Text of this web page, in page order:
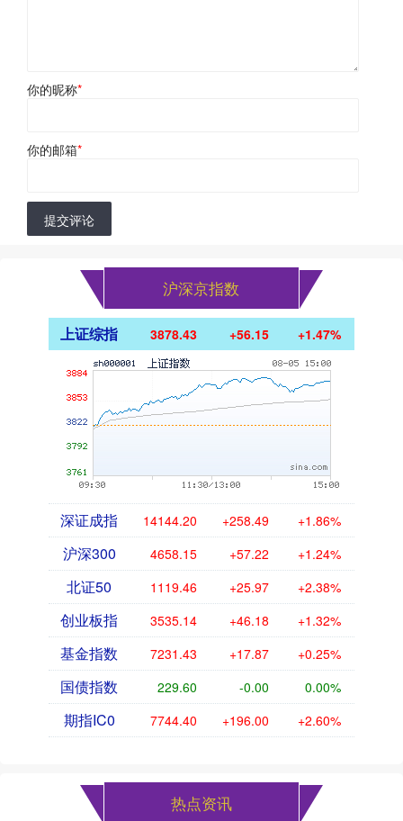
你的昵称*
你的邮箱*
提交评论
沪深京指数
上证综指 3878.43 +56.15 +1.47%
深证成指 14144.20 +258.49 +1.86%
沪深300 4658.15 +57.22 +1.24%
北证50 1119.46 +25.97 +2.38%
创业板指 3535.14 +46.18 +1.32%
基金指数 7231.43 +17.87 +0.25%
国债指数 229.60 -0.00 0.00%
期指IC0 7744.40 +196.00 +2.60%
热点资讯